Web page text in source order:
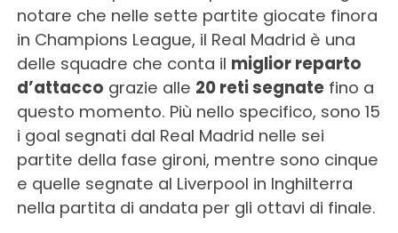
notare che nelle sette partite giocate finora
in Champions League, il Real Madrid è una
delle squadre che conta il miglior reparto
d’attacco grazie alle 20 reti segnatefino a
questo momento. Più nello specifico, sono 15
i goal segnati dal Real Madrid nelle sei
partite della fase gironi, mentre sono cinque
e quelle segnate al Liverpool in Inghilterra
nella partita di andata per gli ottavi di finale.